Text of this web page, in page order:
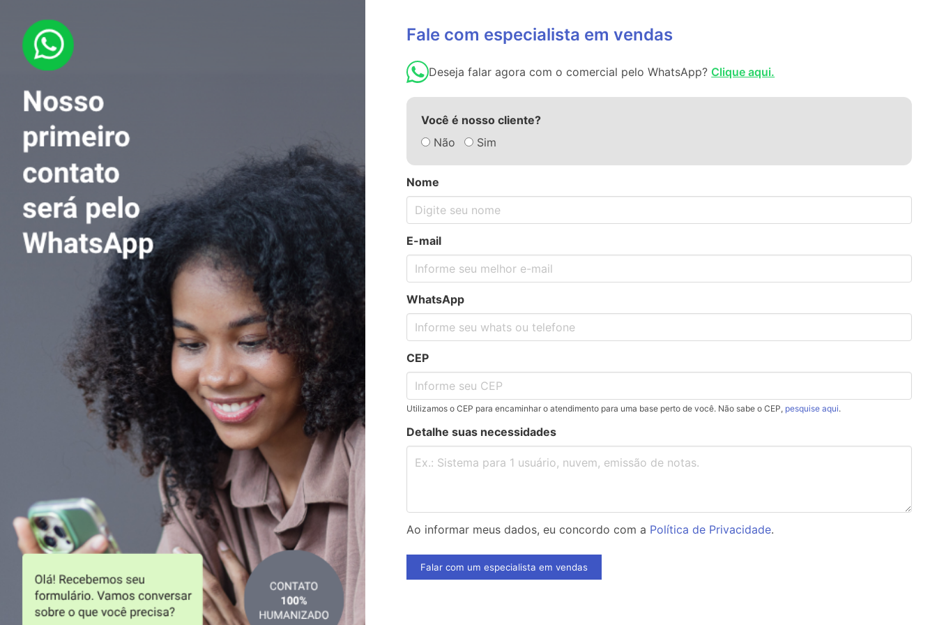
Fale com especialista em vendas
Deseja falar agora com o comercial pelo WhatsApp? Clique aqui.
Você é nosso cliente?
Não
Sim
Nome
E-mail
WhatsApp
CEP
Utilizamos o CEP para encaminhar o atendimento para uma base perto de você. Não sabe o CEP, pesquise aqui.
Detalhe suas necessidades
Ao informar meus dados, eu concordo com a Política de Privacidade.
Falar com um especialista em vendas